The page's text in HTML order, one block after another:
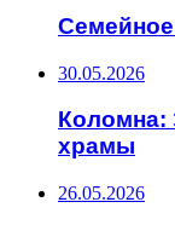
Семейное
30.05.2026
Коломна:
храмы
26.05.2026